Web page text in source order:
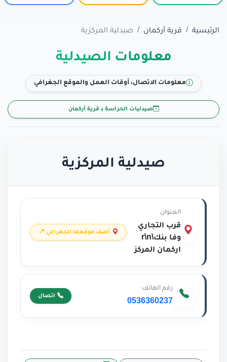
الرئيسية قرية أركمان صيدلية المركزية
معلومات الصيدلية
معلومات الاتصال، أوقات العمل والموقع الجغرافي
صيدليات الحراسة بـ قرية أركمان
صيدلية المركزية
العنوان
قرب التجاري
وفا بنك\r\n
اركمان المركز
أضف موقعها الجغرافي 📍
رقم الهاتف
0536360237
اتصال